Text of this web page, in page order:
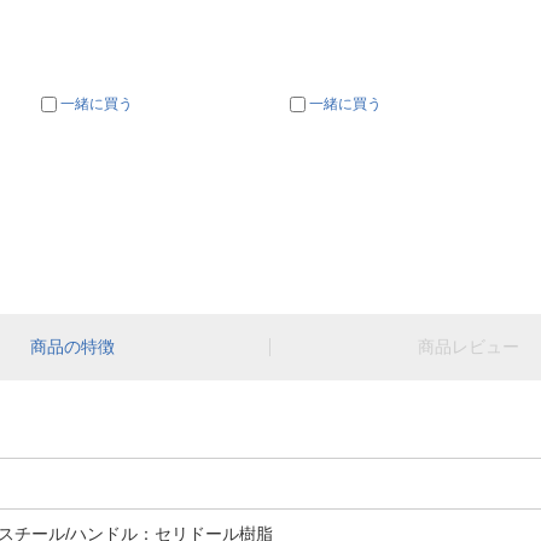
一緒に買う 一緒に買う
商品の特徴 商品レビュー
チール/ハンドル：セリドール樹脂